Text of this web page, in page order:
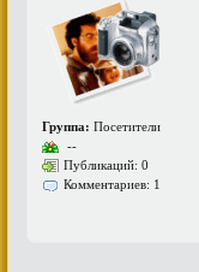
Группа: Посетители
--
Публикаций: 0
Комментариев: 1